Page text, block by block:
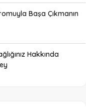
Başa Çıkmanın
Hakkında